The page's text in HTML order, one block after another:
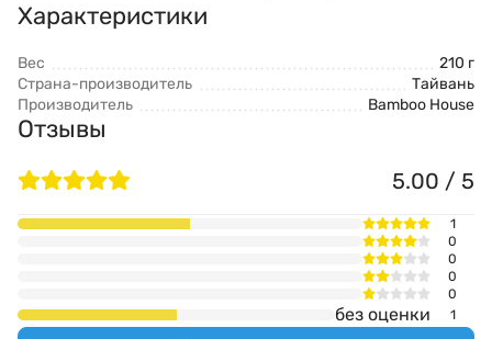
Характеристики
Вес
210 г
Страна-производитель
Тайвань
Производитель
Bamboo House
Отзывы
5.00 / 5
1
0
0
0
0
без оценки 1